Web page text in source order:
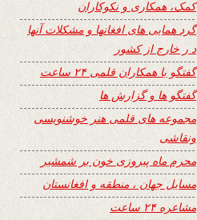
کمک، همکاری و نکوکاران
گرد همایی های افغانها و مشکلات آنها
د ر خارج از کشور
گفتگو با همکاران قلمی ۲۴ ساعت
گفتگو ها و گزارش ها
مجموعه های قلمی هنر خوشنویسی
ونقاشی
محرم ماه پیروزی خون بر شمشیر
مسایل جهان ، منطقه و افغانستان
مشاعره ۲۴ ساعت